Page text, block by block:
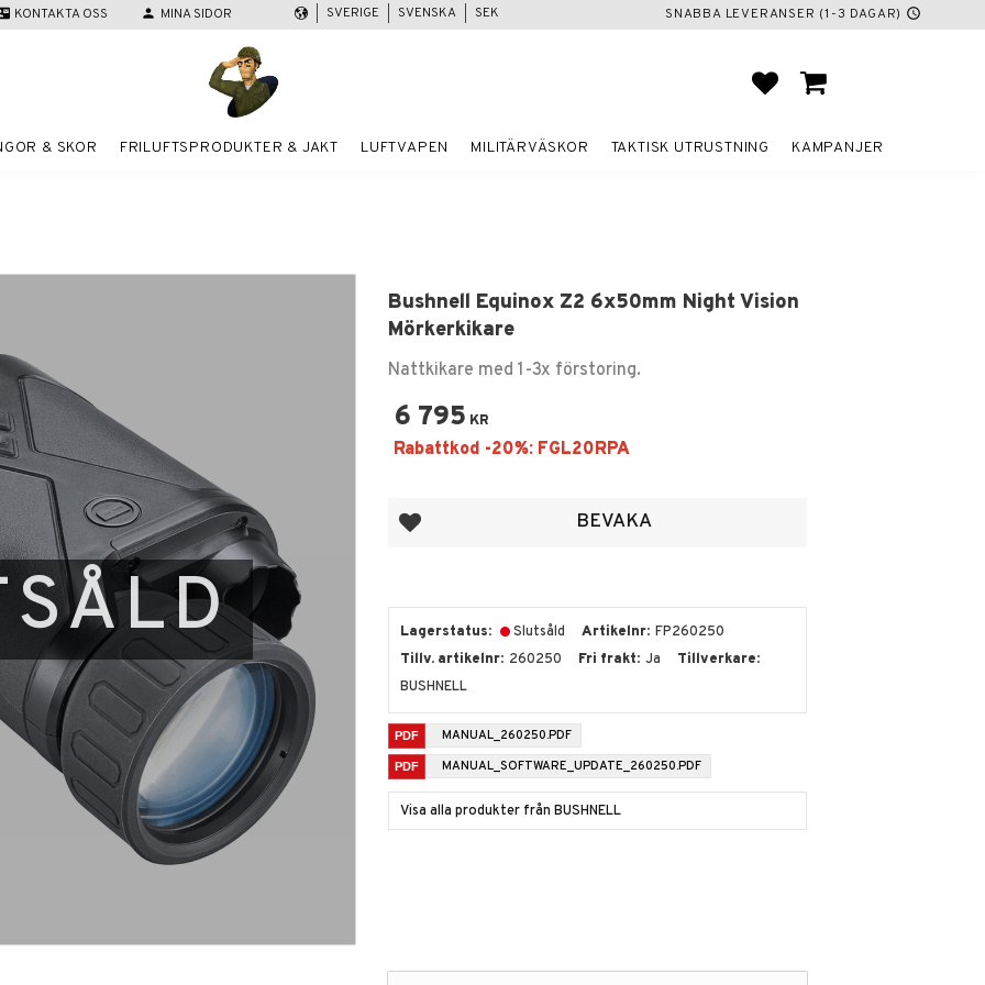
KONTAKTA OSS person MINA SIDOR SNABBA LEVERANSER (1-3 DAGAR) schedule
SVERIGE SVENSKA SEK
FAVORITER
KUNDVAGN
& SKOR FRILUFTSPRODUKTER & JAKT LUFTVAPEN MILITÄRVÄSKOR TAKTISK UTRUSTNING KAMPANJER
Bushnell Equinox Z2 6x50mm Night Vision
Mörkerkikare
Nattkikare med 1-3x förstoring.
6 795 KR
Lägg till i favoriter BEVAKA
Lagerstatus Slutsåld Artikelnr FP260250
Tillv. artikelnr 260250 Fri frakt Ja
Tillverkare
BUSHNELL
MANUAL_260250.PDF
MANUAL_SOFTWARE_UPDATE_260250.PDF
Visa alla produkter från BUSHNELL